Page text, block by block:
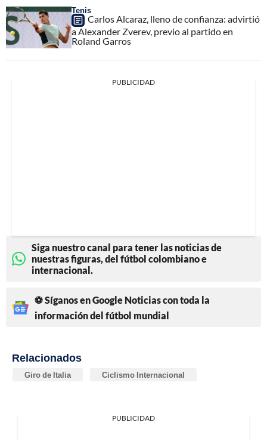
Tenis
Carlos Alcaraz, lleno de confianza: advirtió
a Alexander Zverev, previo al partido en
Roland Garros
PUBLICIDAD
Siga nuestro canal para tener las noticias de
nuestras figuras, del fútbol colombiano e
internacional.
⚽ Síganos en Google Noticias con toda la
información del fútbol mundial
Relacionados
Giro de Italia Ciclismo Internacional
PUBLICIDAD